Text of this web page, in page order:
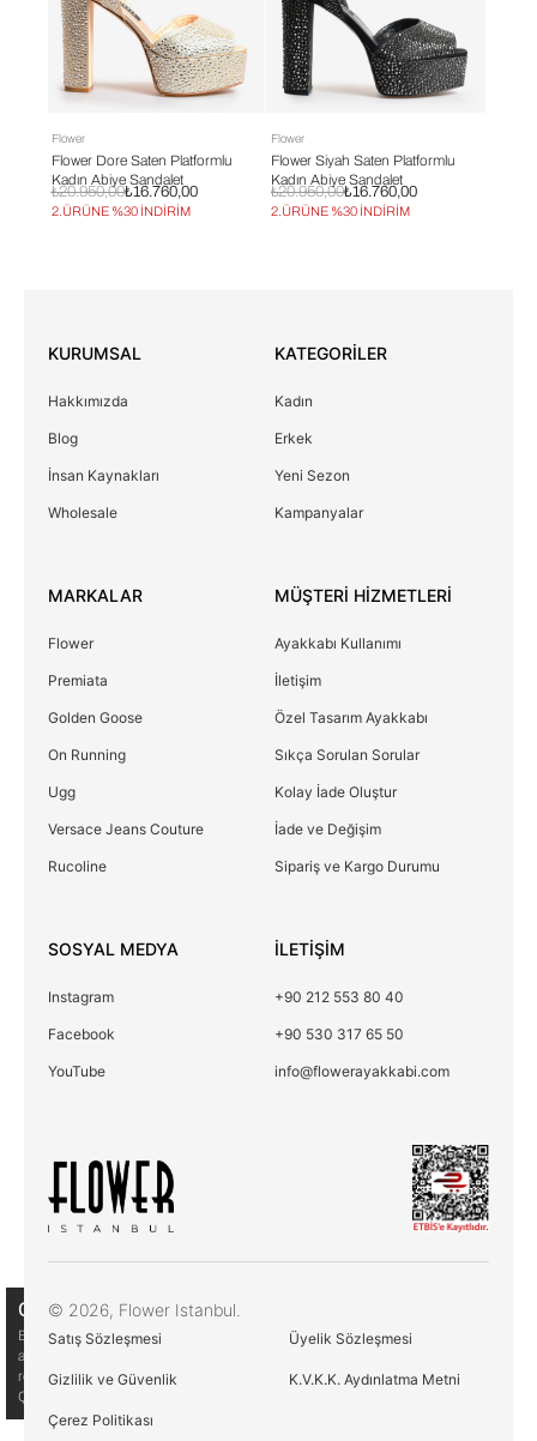
Flower
Flower Dore Saten Platformlu
Kadın Abiye Sandalet
₺16.760,00
₺20.950,00
2.ÜRÜNE %30 İNDİRİM
Flower
Flower Siyah Saten Platformlu
Kadın Abiye Sandalet
₺16.760,00
₺20.950,00
2.ÜRÜNE %30 İNDİRİM
KURUMSAL
Hakkımızda
Blog
İnsan Kaynakları
Wholesale
KATEGORİLER
Kadın
Erkek
Yeni Sezon
Kampanyalar
MARKALAR
Flower
Premiata
Golden Goose
On Running
Ugg
Versace Jeans Couture
Rucoline
MÜŞTERİ HİZMETLERİ
Ayakkabı Kullanımı
İletişim
Özel Tasarım Ayakkabı
Sıkça Sorulan Sorular
Kolay İade Oluştur
İade ve Değişim
Sipariş ve Kargo Durumu
SOSYAL MEDYA
Instagram
Facebook
YouTube
İLETİŞİM
+90 212 553 80 40
+90 530 317 65 50
info@flowerayakkabi.com
© 2026, Flower Istanbul.
Satış Sözleşmesi Üyelik Sözleşmesi
Gizlilik ve Güvenlik K.V.K.K. Aydınlatma Metni
Çerez Politikası
Çerez Kullanımı
Birinci ve üçüncü kişi çerezlerini analiz amacıyla,
alışkanlarınıza ve profilinize bağlı olarak tercihlerinizle bağlantılı
reklamlar göstermek için kullanıyoruz. Daha fazla bilgi için
Çerez Politikamıza göz atın